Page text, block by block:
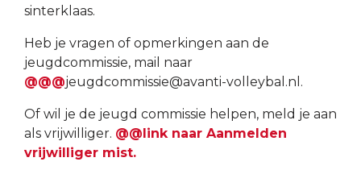
sinterklaas.
Heb je vragen of opmerkingen aan de
jeugdcommissie, mail naar
@@@jeugdcommissie@avanti-volleybal.nl .
Of wil je de jeugd commissie helpen, meld je aan
als vrijwilliger. @@link naar Aanmelden
vrijwilliger mist.